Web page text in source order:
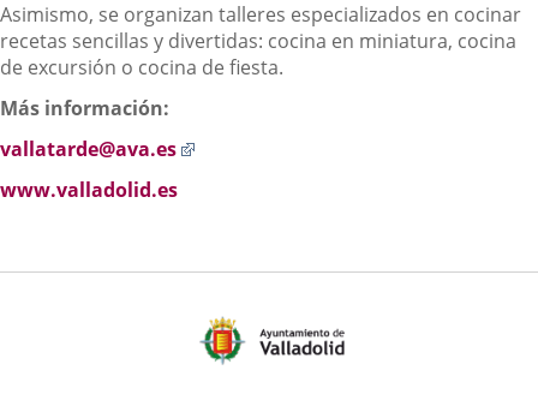
Asimismo, se organizan talleres especializados en cocinar
recetas sencillas y divertidas: cocina en miniatura, cocina
de excursión o cocina de fiesta.
Más información:
vallatarde@ava.es
www.valladolid.es